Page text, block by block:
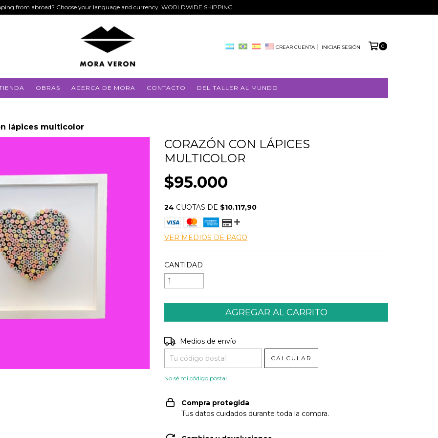
from abroad? Choose your language and currency. WORLDWIDE SHIPPING
CREAR CUENTA INICIAR SESIÓN 0
OBRAS ACERCA DE MORA CONTACTO DEL TALLER AL MUNDO
lápices multicolor
CORAZÓN CON LÁPICES
MULTICOLOR
$95.000
24 CUOTAS DE $10.117,90
VER MEDIOS DE PAGO
CANTIDAD
Entregas para el CP:
Medios de envío
CALCULAR
No sé mi código postal
Compra protegida
Tus datos cuidados durante toda la compra.